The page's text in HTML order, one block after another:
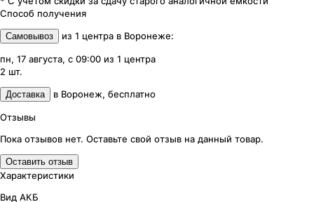
Способ получения
Самовывоз из 1 центра в Воронеже:
пн, 17 августа, с 09:00 из 1 центра
2 шт.
Доставка в Воронеж, бесплатно
Отзывы
Пока отзывов нет. Оставьте свой отзыв на данный товар.
Оставить отзыв
Характеристики
Вид АКБ